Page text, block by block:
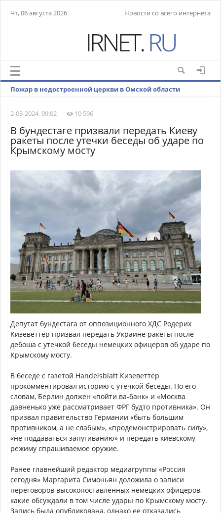
Чт, 06 августа 2026 Новости со всего интернета
Пожар в недостроенной церкви в Омской области
2-03-2024, 09:02
10 596
В бундестаге призвали передать Киеву
ракеты после утечки беседы об ударе по
Крымскому мосту
Депутат бундестага от оппозиционного ХДС Родерих
Кизеветтер призвал передать Украине ракеты после
дебоша с утечкой беседы немецких офицеров об ударе по
Крымскому мосту.
В беседе с газетой Handelsblatt Кизеветтер
прокомментировал историю с утечкой беседы. По его
словам, Берлин должен «пойти ва-банк» и «Москва
давненько уже рассматривает ФРГ будто противника». Он
призвал правительство Германии «быть большим
противником, а не слабым», «продемонстрировать силу»,
«не поддаваться запугиванию» и передать киевскому
режиму спрашиваемое оружие.
Ранее главнейший редактор медиагруппы «Россия
сегодня» Маргарита Симоньян доложила о записи
переговоров высокопоставленных немецких офицеров,
какие обсуждали в том числе удары по Крымскому мосту.
Запись была опубликована, однако ее отказались